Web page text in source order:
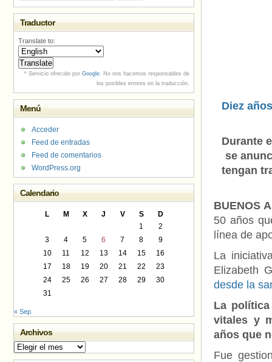
Diez
Durante
se
tengan
BUENOS
50 años
línea de
La
Elizabeth
desde la
La
vitales y
años que
Fue
Traductor
Translate to:
* Servicio ofrecido por Google. No nos hacemos responsables de
los posibles errores en la traducción.
Menú
Acceder
Feed de entradas
Feed de comentarios
WordPress.org
Calendario
L M X J V S
D
1
2
3
4 5 6 7 8
9
10
11 12 13 14 15
16
17
18 19 20 21 22
23
24
25 26 27 28 29
30
31
« Sep
Archivos
Archivos